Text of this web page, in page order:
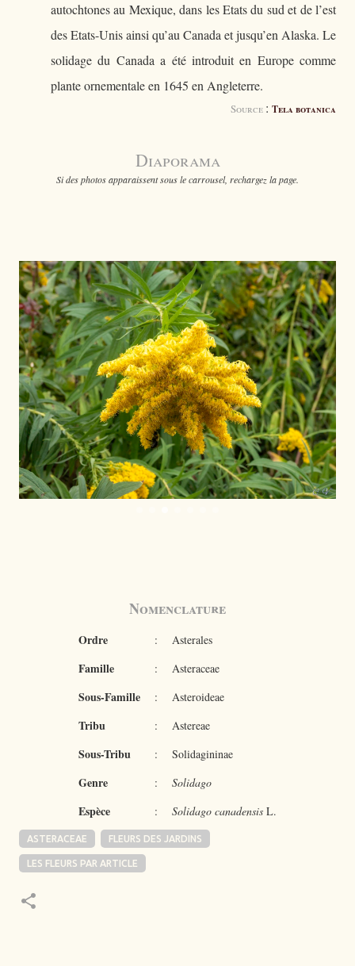
autochtones au Mexique, dans les Etats du sud et de l’est
des Etats-Unis ainsi qu’au Canada et jusqu’en Alaska. Le
solidage du Canada a été introduit en Europe comme
plante ornementale en 1645 en Angleterre.
Source : Tela botanica
Diaporama
Si des photos apparaissent sous le carrousel, rechargez la page.
Nomenclature
Ordre : Asterales
Famille : Asteraceae
Sous-Famille : Asteroideae
Tribu : Astereae
Sous-Tribu : Solidagininae
Genre : Solidago
Espèce : Solidago canadensis L.
ASTERACEAE FLEURS DES JARDINS
LES FLEURS PAR ARTICLE